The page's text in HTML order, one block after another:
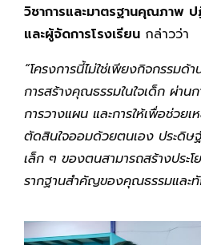
วิชาการและมาตรฐานคุณภาพ
และผู้จัดการโรงเรียน กล่าวว่า
“โครงการนี้ไม่ใช่เพียงกิจกรรมด้
การสร้างคุณธรรมในใจเด็ก ผ่าน
การวางแผน และการให้เพื่อช่วย
ตัดสินใจออมด้วยตนเอง ประดิษฐ์
เล็ก ๆ ของตนสามารถสร้างประ
รากฐานสำคัญของคุณธรรมและทั